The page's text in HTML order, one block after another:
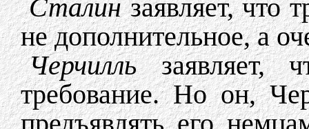
Сталинзаявляет, что
не дополнительное, а
Черчилльзаявляет,
требование. Но он,